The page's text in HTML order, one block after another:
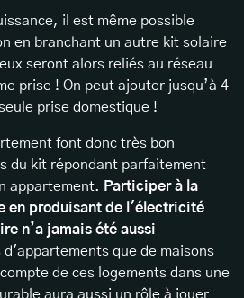
il est même possible
en branchant un autre kit solaire
seront alors reliés au réseau
prise ! On peut ajouter jusqu’à 4
prise domestique !
font donc très bon
du kit répondant parfaitement
appartement. Participer à la
en produisant de l'électricité
n’a jamais été aussi
d'appartements que de maisons
de ces logements dans une
aura aussi un rôle à jouer